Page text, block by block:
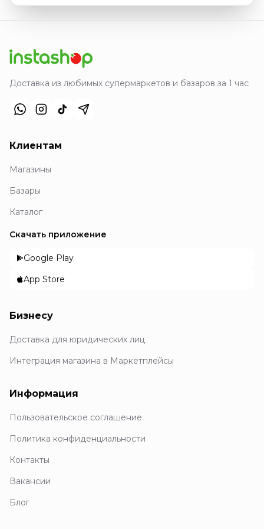
Доставка из любимых супермаркетов и базаров за 1 час
Клиентам
Магазины
Базары
Каталог
Скачать приложение
Google Play
App Store
Бизнесу
Доставка для юридических лиц
Интеграция магазина в Маркетплейсы
Информация
Пользовательское соглашение
Политика конфиденциальности
Контакты
Вакансии
Блог